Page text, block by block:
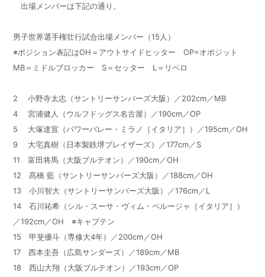
出場メンバーは下記の通り。
男子世界選手権壮行試合出場メンバー（15人）
※ポジション表記はOH＝アウトサイドヒッター OP=オポジット
MB＝ミドルブロッカー S＝セッター L＝リベロ
2 小野寺太志（サントリーサンバーズ大阪）／202cm／MB
4 宮浦健人（ウルフドッグス名古屋）／190cm／OP
5 大塚達宣（パワーバレー・ミラノ［イタリア］）／195cm／OH
9 大宅真樹（日本製鉄堺ブレイザーズ）／177cm／S
11 富田将馬（大阪ブルテオン）／190cm／OH
12 髙橋 藍（サントリーサンバーズ大阪）／188cm／OH
13 小川智大（サントリーサンバーズ大阪）／176cm／L
14 石川祐希（シル・スーサ・ヴィム・ペルージャ［イタリア］）
／192cm／OH ※キャプテン
15 甲斐優斗（専修大4年）／200cm／OH
17 西本圭吾（広島サンダーズ）／189cm／MB
18 西山大翔（大阪ブルテオン）／193cm／OP